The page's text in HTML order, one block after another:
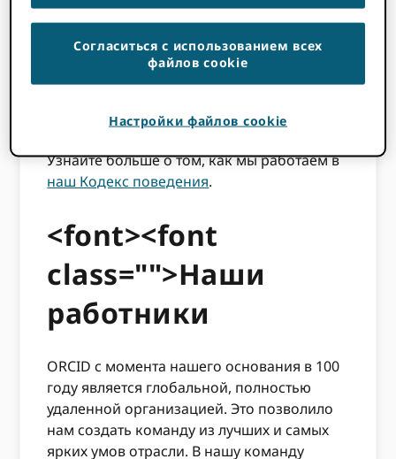
ДоверенныеКонфиденциальность и
подчеркивают все, что мы делаем.
Открыто:Наша работа открыта,
собственностью.
Узнайте больше о том, как мы работаем в
наш Кодекс поведения.
<font><font
class="">Наши
работники
ORCID с момента нашего основания в 100
году является глобальной, полностью
удаленной организацией. Это позволило
нам создать команду из лучших и самых
ярких умов отрасли. В нашу команду
Согласиться с использованием всех
файлов cookie
Настройки файлов cookie